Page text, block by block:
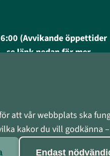
(Avvikande öppettider
se länk nedan för mer
att vår webbplats ska
kakor du vill godkänna
Endast